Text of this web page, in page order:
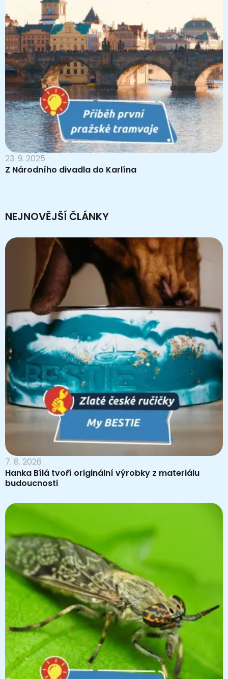
23. 9. 2025
Z Národního divadla do Karlína
NEJNOVĚJŠÍ ČLÁNKY
7. 8. 2026
Hanka Bílá tvoří originální výrobky z materiálu
budoucnosti